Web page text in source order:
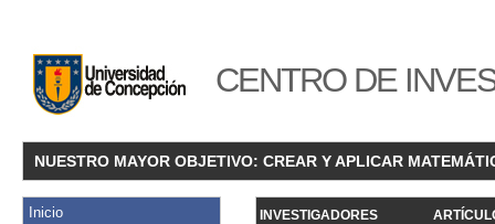
CENTRO DE
NUESTRO MAYOR OBJETIVO: CREAR Y APLICAR
Inicio INVESTIGADORES